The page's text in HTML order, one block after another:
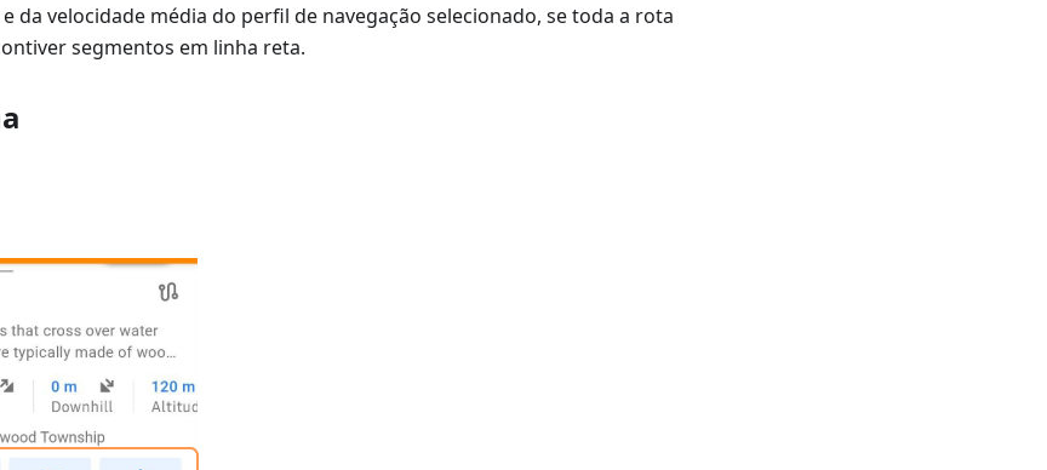
da velocidade média do perfil de navegação selecionado, se toda a rota
segmentos em linha reta.